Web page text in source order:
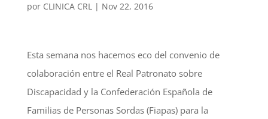
por CLINICA CRL| Nov 22, 2016
Esta semana nos hacemos eco del convenio de
colaboración entre el Real Patronato sobre
Discapacidad y la Confederación Española de
Familias de Personas Sordas (Fiapas) para la